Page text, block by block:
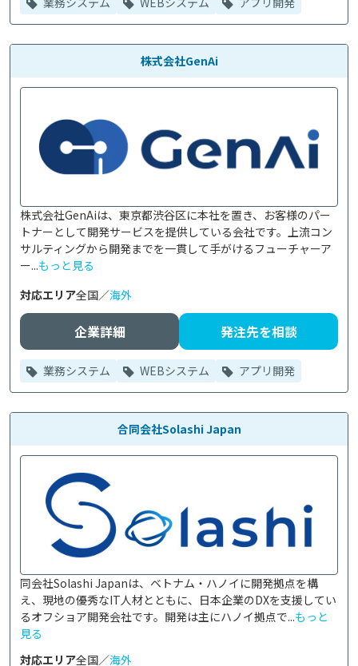
株式会社GenAi
株式会社GenAiは、東京都渋谷区に本社を置き、お客様のパー
トナーとして開発サービスを提供している会社です。上流コン
サルティングから開発までを一貫して手がけるフューチャーア
ー...もっと見る
対応エリア全国／海外
企業詳細 発注先を相談
業務システム WEBシステム アプリ開発
合同会社Solashi Japan
同会社Solashi Japanは、ベトナム・ハノイに開発拠点を構
え、現地の優秀なIT人材とともに、日本企業のDXを支援してい
るオフショア開発会社です。開発は主にハノイ拠点で...もっと
見る
対応エリア全国／海外